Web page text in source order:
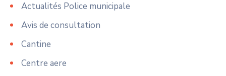
Actualités Police municipale
Avis de consultation
Cantine
Centre aere